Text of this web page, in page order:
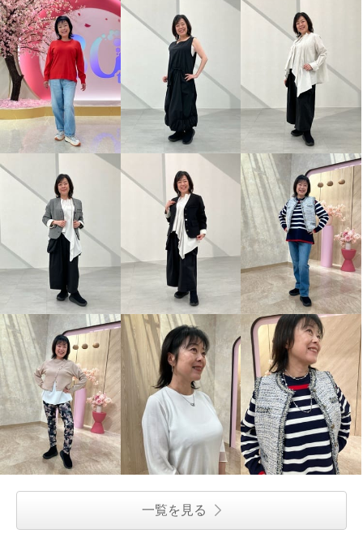
一覧を見る